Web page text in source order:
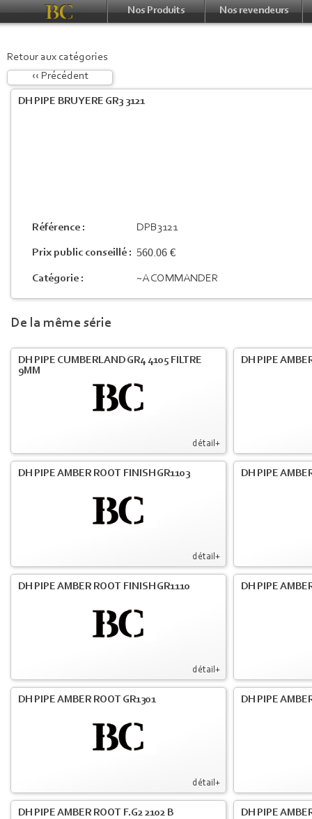
Nos Produits Nos revendeurs
Retour aux catégories
‹‹ Précédent
DH PIPE BRUYERE GR3 3121
Référence : DPB3121
Prix public conseillé : 560.06 €
Catégorie : ~A COMMANDER
De la même série
détail+
DH PIPE CUMBERLAND GR4 4105 FILTRE
9MM
DH PIPE
détail+
DH PIPE AMBER ROOT FINISH GR1103 DH PIPE
détail+
DH PIPE AMBER ROOT FINISH GR1110 DH PIPE
détail+
DH PIPE AMBER ROOT GR1301 DH PIPE
DH PIPE AMBER ROOT F.G2 2102 B DH PIPE